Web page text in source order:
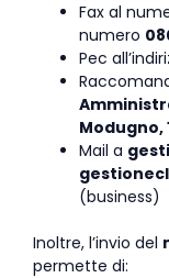
Fax al
numero 08
Pec
Modugno,
Mail a
(business)
Inoltre, l’invio del
permette di: